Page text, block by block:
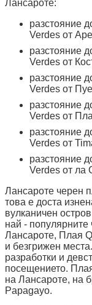
Лансароте:
разстояние
Verdes от
разстояние
Verdes от
разстояние
Verdes от
разстояние
Verdes от
разстояние
Verdes от
разстояние
Verdes от ла
Лансароте черен
това е доста
вулканичен
най -
Лансароте, Плая
и безгрижен
разработки и
посещението.
на Лансароте, на
Papagayo.